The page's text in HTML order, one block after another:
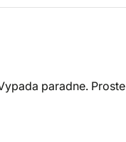
paradne. Proste